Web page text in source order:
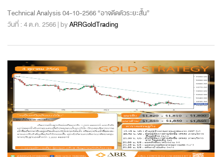
Technical Analysis 04-10-2566 “อาจดีดตัวระยะสั้น”
วันที่ : 4 ต.ค. 2566 | byARRGoldTrading